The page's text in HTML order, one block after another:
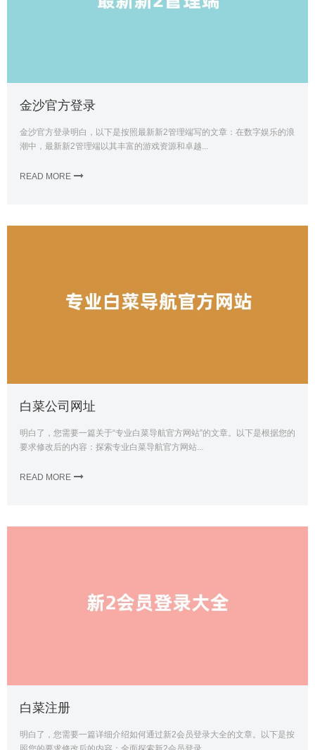
金沙官方登录
金沙官方登录明白，以下是按照最新新2管理端写的文章：在数字娱乐的浪
潮中，最新新2管理端以其丰富的游戏资源和卓越...
READ MORE
白菜公司网址
明白了，您需要一篇关于“专业白菜导航官方网站”的文章。以下是根据您的
要求修改后的内容：探索专业白菜导航官方网站...
READ MORE
白菜注册
明白了，您需要一篇详细介绍如何通过新2会员登录大全的文章。以下是按